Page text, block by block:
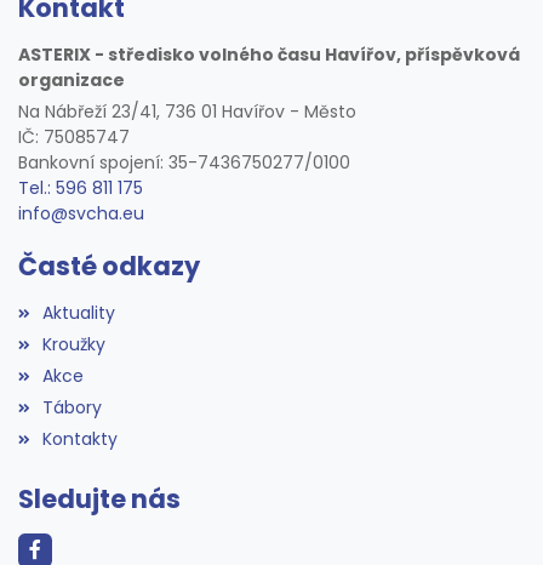
Kontakt
ASTERIX - středisko volného času Havířov, příspěvková
organizace
Na Nábřeží 23/41, 736 01 Havířov - Město
IČ: 75085747
Bankovní spojení: 35-7436750277/0100
Tel.: 596 811 175
info@svcha.eu
Časté odkazy
Aktuality
Kroužky
Akce
Tábory
Kontakty
Sledujte nás